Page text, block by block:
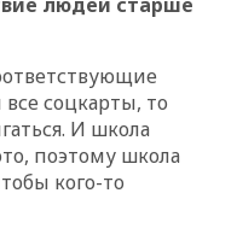
соцкарты, то
И школа
поэтому школа
кого-то